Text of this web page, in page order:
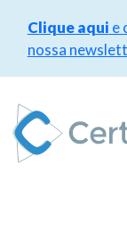
Clique aqui e
nossa
para
conteúdo